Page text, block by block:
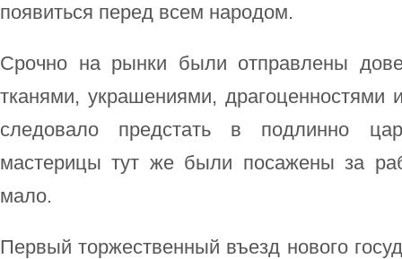
появиться перед всем народом.
Срочно на рынки были отправлены
тканями, украшениями,
следовало предстать в подлинно
мастерицы тут же были посажены за
мало.
Первый торжественный въезд нового